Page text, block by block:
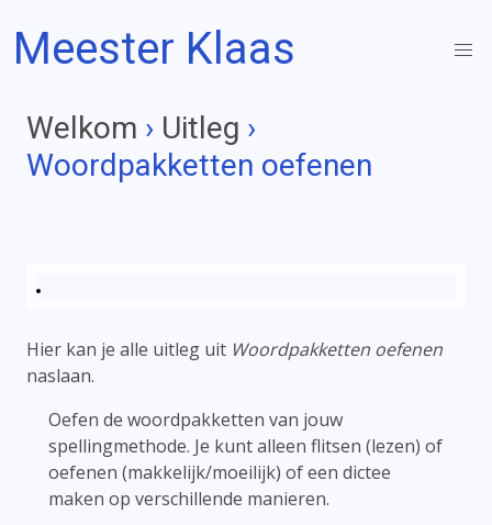
Meester Klaas
Welkom › Uitleg ›
Woordpakketten oefenen
Hier kan je alle uitleg uit Woordpakketten oefenen
naslaan.
Oefen de woordpakketten van jouw
spellingmethode. Je kunt alleen flitsen (lezen) of
oefenen (makkelijk/moeilijk) of een dictee
maken op verschillende manieren.